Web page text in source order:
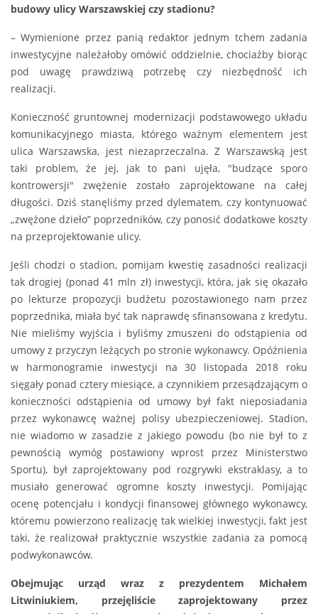
budowy ulicy Warszawskiej czy stadionu?
– Wymienione przez panią redaktor jednym tchem zadania
inwestycyjne należałoby omówić oddzielnie, chociażby biorąc
pod uwagę prawdziwą potrzebę czy niezbędność ich
realizacji.
Konieczność gruntownej modernizacji podstawowego układu
komunikacyjnego miasta, którego ważnym elementem jest
ulica Warszawska, jest niezaprzeczalna. Z Warszawską jest
taki problem, że jej, jak to pani ujęła, "budzące sporo
kontrowersji" zwężenie zostało zaprojektowane na całej
długości. Dziś stanęliśmy przed dylematem, czy kontynuować
„zwężone dzieło” poprzedników, czy ponosić dodatkowe koszty
na przeprojektowanie ulicy.
Jeśli chodzi o stadion, pomijam kwestię zasadności realizacji
tak drogiej (ponad 41 mln zł) inwestycji, która, jak się okazało
po lekturze propozycji budżetu pozostawionego nam przez
poprzednika, miała być tak naprawdę sfinansowana z kredytu.
Nie mieliśmy wyjścia i byliśmy zmuszeni do odstąpienia od
umowy z przyczyn leżących po stronie wykonawcy. Opóźnienia
w harmonogramie inwestycji na 30 listopada 2018 roku
sięgały ponad cztery miesiące, a czynnikiem przesądzającym o
konieczności odstąpienia od umowy był fakt nieposiadania
przez wykonawcę ważnej polisy ubezpieczeniowej. Stadion,
nie wiadomo w zasadzie z jakiego powodu (bo nie był to z
pewnością wymóg postawiony wprost przez Ministerstwo
Sportu), był zaprojektowany pod rozgrywki ekstraklasy, a to
musiało generować ogromne koszty inwestycji. Pomijając
ocenę potencjału i kondycji finansowej głównego wykonawcy,
któremu powierzono realizację tak wielkiej inwestycji, fakt jest
taki, że realizował praktycznie wszystkie zadania za pomocą
podwykonawców.
Obejmując urząd wraz z prezydentem Michałem
Litwiniukiem, przejęliście zaprojektowany przez